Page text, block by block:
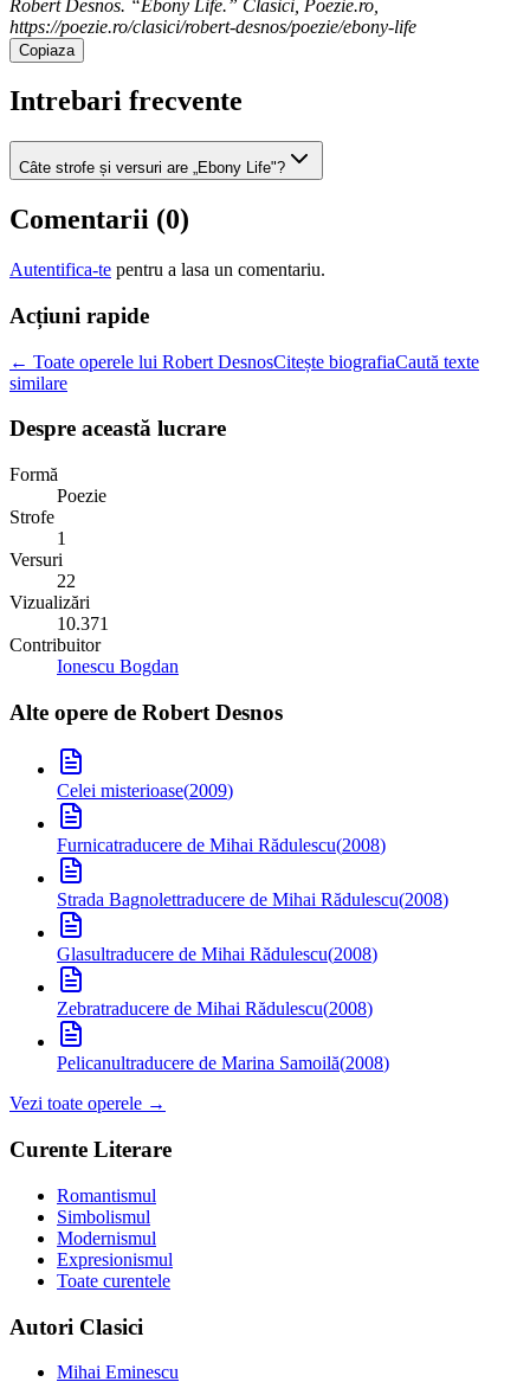
Robert Desnos. “Ebony Life.” Clasici, Poezie.ro,
https://poezie.ro/clasici/robert-desnos/poezie/ebony-life
Copiaza
Intrebari frecvente
Câte strofe și versuri are „Ebony Life"?
Comentarii (0)
Autentifica-te pentru a lasa un comentariu.
Acțiuni rapide
← Toate operele lui Robert DesnosCitește biografiaCaută texte
similare
Despre această lucrare
Formă
Poezie
Strofe
1
Versuri
22
Vizualizări
10.371
Contribuitor
Ionescu Bogdan
Alte opere de Robert Desnos
Celei misterioase(2009)
Furnicatraducere de Mihai Rădulescu(2008)
Strada Bagnolettraducere de Mihai Rădulescu(2008)
Glasultraducere de Mihai Rădulescu(2008)
Zebratraducere de Mihai Rădulescu(2008)
Pelicanultraducere de Marina Samoilă(2008)
Vezi toate operele →
Curente Literare
Romantismul
Simbolismul
Modernismul
Expresionismul
Toate curentele
Autori Clasici
Mihai Eminescu